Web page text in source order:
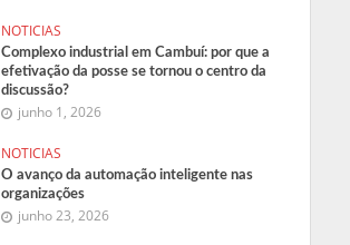
NOTICIAS
Complexo industrial em Cambuí: por que a
efetivação da posse se tornou o centro da
discussão?
junho 1, 2026
NOTICIAS
O avanço da automação inteligente nas
organizações
junho 23, 2026